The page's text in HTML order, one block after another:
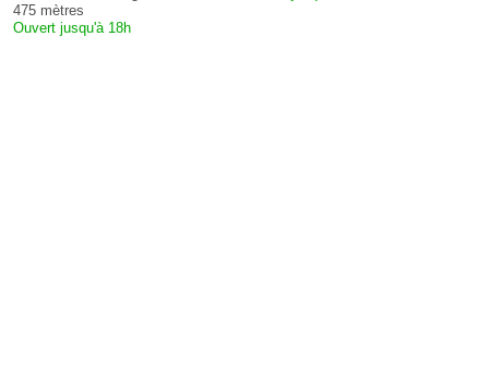
475 mètres
Ouvert jusqu'à 18h